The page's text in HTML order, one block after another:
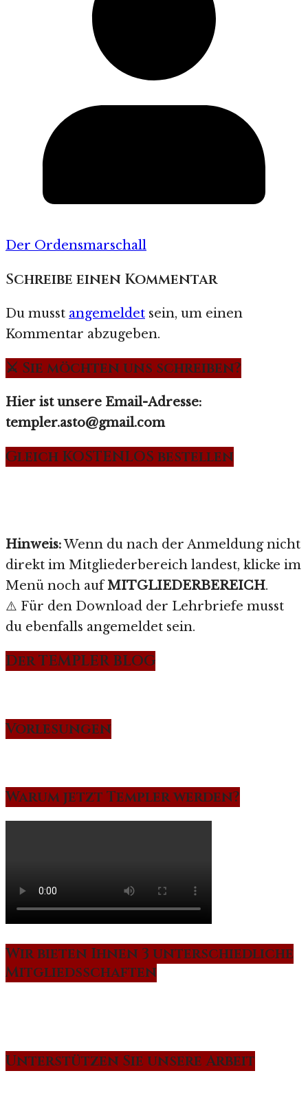
Der Ordensmarschall
Schreibe einen Kommentar
Du musst angemeldet sein, um einen
Kommentar abzugeben.
⚔️ Sie möchten uns schreiben?
Hier ist unsere Email-Adresse:
templer.asto@gmail.com
Gleich KOSTENLOS bestellen
Hinweis:Wenn du nach der Anmeldung nicht
direkt im Mitgliederbereich landest, klicke im
Menü noch aufMITGLIEDERBEREICH.
⚠️ Für den Download der Lehrbriefe musst
du ebenfalls angemeldet sein.
Der TEMPLER BLOG
Vorlesungen
Warum jetzt Templer werden?
Wir bieten Ihnen 3 unterschiedliche
Mitgliedsschaften
Unterstützen Sie unsere Arbeit